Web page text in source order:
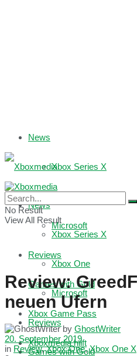
News
Xbox Series X
Microsoft
Reviews
Games with Gold
Xbox Game Pass
Xboxmedia hilft
News
Xbox Series X
Xbox One
Microsoft
Reviews
Games with Gold
No Result
View All Result
Review:
neuen Ufern
by GhostWriter
20. September 2019
in Review,Xbox One,Xbox One X